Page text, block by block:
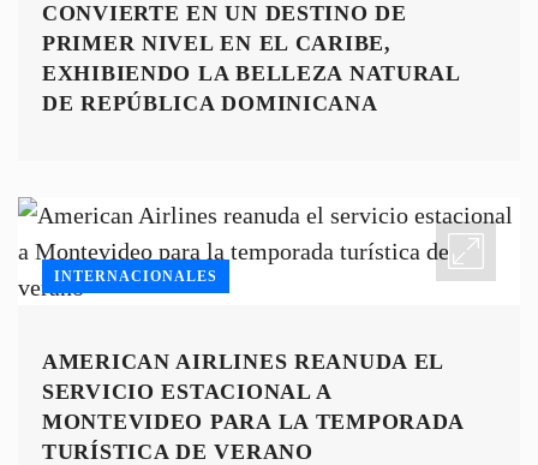
CONVIERTE EN UN DESTINO DE
PRIMER NIVEL EN EL CARIBE,
EXHIBIENDO LA BELLEZA NATURAL
DE REPÚBLICA DOMINICANA
INTERNACIONALES
AMERICAN AIRLINES REANUDA EL
SERVICIO ESTACIONAL A
MONTEVIDEO PARA LA TEMPORADA
TURÍSTICA DE VERANO